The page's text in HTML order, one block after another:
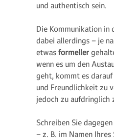
und authentisch sein.
Die Kommunikation
dabei allerdings – je
etwas formeller
wenn es um den
geht, kommt es
und Freundlichkeit zu
jedoch zu aufdringlich
Schreiben Sie
– z. B. im Namen